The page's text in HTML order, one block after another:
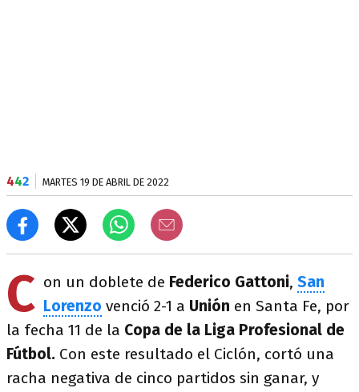
442 MARTES 19 DE ABRIL DE 2022
C on un doblete de Federico Gattoni, San
Lorenzo venció 2-1 a Unión en Santa Fe, por
la fecha 11 de la Copa de la Liga Profesional de
Fútbol. Con este resultado el Ciclón, cortó una
racha negativa de cinco partidos sin ganar, y